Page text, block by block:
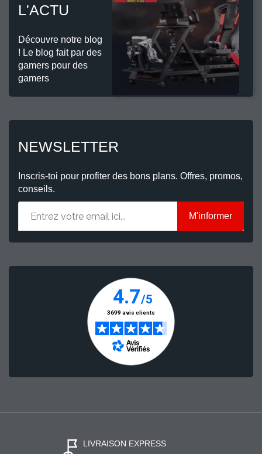
L'ACTU
Découvre notre blog
! Le blog fait par des
gamers pour des
gamers
NEWSLETTER
Inscris-toi pour profiter des bons plans. Offres, promos,
conseils.
M'informer
LIVRAISON EXPRESS